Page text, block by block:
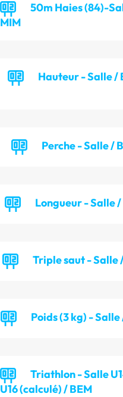
50m Haies (84)-
MIM
Hauteur - Salle /
Perche - Salle /
Longueur - Salle /
Triple saut - Salle
Poids (3 kg) - Salle
Triathlon - Salle
U16 (calculé) / BEM